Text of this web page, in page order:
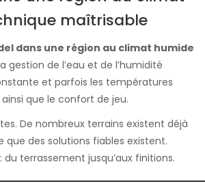
maîtrisable
dans une région au climat humide
gestion de l’eau et de l’humidité
et parfois les températures
que le confort de jeu.
De nombreux terrains existent déjà
que des solutions fiables existent.
terrassement jusqu’aux finitions.